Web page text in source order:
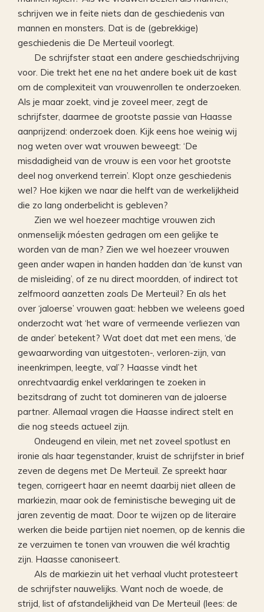
schrijven we in feite niets dan de geschiedenis van
mannen en monsters. Dat is de (gebrekkige)
geschiedenis die De Merteuil voorlegt.
De schrijfster staat een andere geschiedschrijving
voor. Die trekt het ene na het andere boek uit de kast
om de complexiteit van vrouwenrollen te onderzoeken.
Als je maar zoekt, vind je zoveel meer, zegt de
schrijfster, daarmee de grootste passie van Haasse
aanprijzend: onderzoek doen. Kijk eens hoe weinig wij
nog weten over wat vrouwen beweegt: ‘De
misdadigheid van de vrouw is een voor het grootste
deel nog onverkend terrein’. Klopt onze geschiedenis
wel? Hoe kijken we naar die helft van de werkelijkheid
die zo lang onderbelicht is gebleven?
Zien we wel hoezeer machtige vrouwen zich
onmenselijk móesten gedragen om een gelijke te
worden van de man? Zien we wel hoezeer vrouwen
geen ander wapen in handen hadden dan ‘de kunst van
de misleiding’, of ze nu direct moordden, of indirect tot
zelfmoord aanzetten zoals De Merteuil? En als het
over ‘jaloerse’ vrouwen gaat: hebben we weleens goed
onderzocht wat ‘het ware of vermeende verliezen van
de ander’ betekent? Wat doet dat met een mens, ‘de
gewaarwording van uitgestoten-, verloren-zijn, van
ineenkrimpen, leegte, val’? Haasse vindt het
onrechtvaardig enkel verklaringen te zoeken in
bezitsdrang of zucht tot domineren van de jaloerse
partner. Allemaal vragen die Haasse indirect stelt en
die nog steeds actueel zijn.
Ondeugend en vilein, met net zoveel spotlust en
ironie als haar tegenstander, kruist de schrijfster in brief
zeven de degens met De Merteuil. Ze spreekt haar
tegen, corrigeert haar en neemt daarbij niet alleen de
markiezin, maar ook de feministische beweging uit de
jaren zeventig de maat. Door te wijzen op de literaire
werken die beide partijen niet noemen, op de kennis die
ze verzuimen te tonen van vrouwen die wél krachtig
zijn. Haasse canoniseert.
Als de markiezin uit het verhaal vlucht protesteert
de schrijfster nauwelijks. Want noch de woede, de
strijd, list of afstandelijkheid van De Merteuil (lees: de